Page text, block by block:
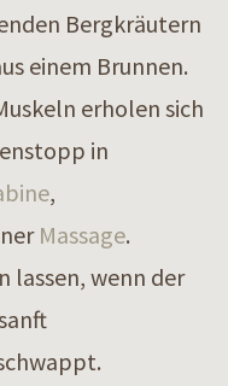
Bergkräutern
einem Brunnen.
erholen sich
in
,
Massage.
lassen, wenn der